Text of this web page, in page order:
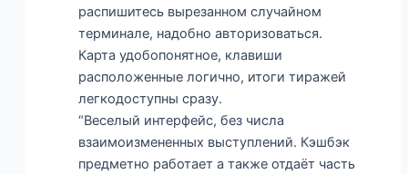
распишитесь вырезанном случайном
терминале, надобно авторизоваться.
Карта удобопонятное, клавиши
расположенные логично, итоги тиражей
легкодоступны сразу.
“Веселый интерфейс, без числа
взаимоизмененных выступлений. Кэшбэк
предметно работает а также отдаёт часть